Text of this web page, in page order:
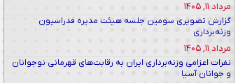
مرداد ۱۱, ۱۴۰۵
گزارش تصویری سومین جلسه هیئت مدیره فدراسیون
وزنه‌برداری
مرداد ۱۱, ۱۴۰۵
نفرات اعزامی وزنه‌برداری ایران به رقابت‌های قهرمانی نوجوانان
و جوانان آسیا